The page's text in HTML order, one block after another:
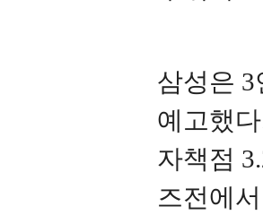
삼성은
예고했
자책점
즈전에